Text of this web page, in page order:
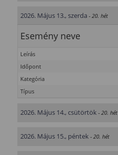
2026. Május 13., szerda - 20. hét
Esemény neve
Leírás
Időpont
Kategória
Típus
2026. Május 14., csütörtök - 20. hét
2026. Május 15., péntek - 20. hét